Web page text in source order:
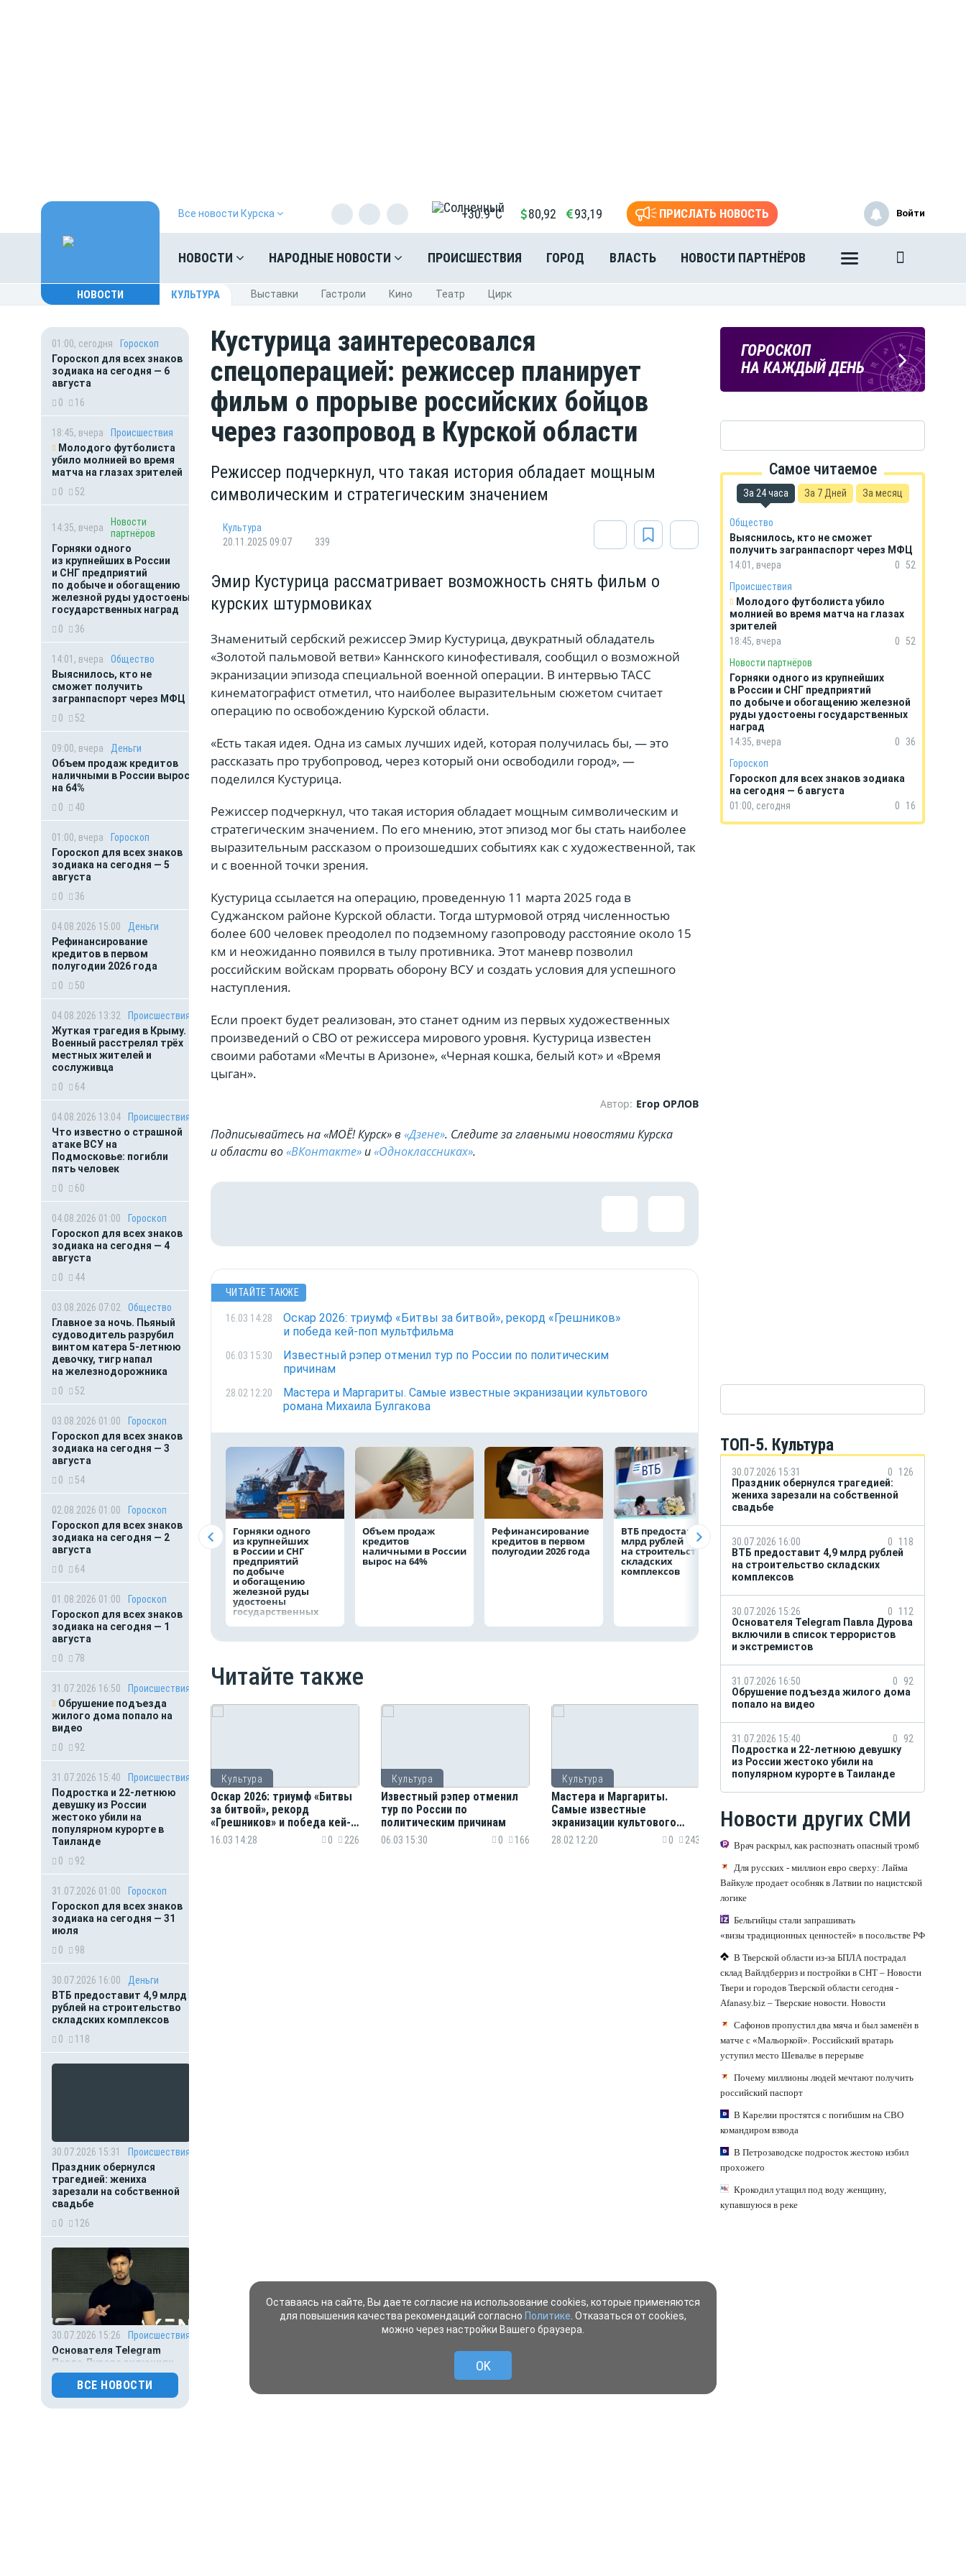
Все новости Курска +30.9°C 80,92 93,19 ПРИСЛАТЬ НОВОСТЬ
НОВОСТИ НАРОДНЫЕ НОВОСТИ ПРОИСШЕСТВИЯ ГОРОД ВЛАСТЬ НОВОСТИ ПАРТНЁРОВ
Войти
НОВОСТИ КУЛЬТУРА Выставки Гастроли Кино Театр Цирк
01:00, сегодня
Гороскоп
Гороскоп для всех знаков
зодиака на сегодня — 6
августа
0
16
18:45, вчера
Происшествия
Молодого футболиста
убило молнией во время
матча на глазах зрителей
0
52
14:35, вчера
Новости
партнёров
Горняки одного
из крупнейших в России
и СНГ предприятий
по добыче и обогащению
железной руды удостоены
государственных наград
0
36
14:01, вчера
Общество
Выяснилось, кто не
сможет получить
загранпаспорт через МФЦ
0
52
09:00, вчера
Деньги
Объем продаж кредитов
наличными в России вырос
на 64%
0
40
01:00, вчера
Гороскоп
Гороскоп для всех знаков
зодиака на сегодня — 5
августа
0
36
04.08.2026 15:00
Деньги
Рефинансирование
кредитов в первом
полугодии 2026 года
0
50
04.08.2026 13:32
Происшествия
Жуткая трагедия в Крыму.
Военный расстрелял трёх
местных жителей и
сослуживца
0
64
04.08.2026 13:04
Происшествия
Что известно о страшной
атаке ВСУ на
Подмосковье: погибли
пять человек
0
60
04.08.2026 01:00
Гороскоп
Гороскоп для всех знаков
зодиака на сегодня — 4
августа
0
44
03.08.2026 07:02
Общество
Главное за ночь. Пьяный
судоводитель разрубил
винтом катера 5-летнюю
девочку, тигр напал
на железнодорожника
0
52
03.08.2026 01:00
Гороскоп
Гороскоп для всех знаков
зодиака на сегодня — 3
августа
0
54
02.08.2026 01:00
Гороскоп
Гороскоп для всех знаков
зодиака на сегодня — 2
августа
0
64
01.08.2026 01:00
Гороскоп
Гороскоп для всех знаков
зодиака на сегодня — 1
августа
0
78
31.07.2026 16:50
Происшествия
Обрушение подъезда
жилого дома попало на
видео
0
92
31.07.2026 15:40
Происшествия
Подростка и 22-летнюю
девушку из России
жестоко убили на
популярном курорте в
Таиланде
0
92
31.07.2026 01:00
Гороскоп
Гороскоп для всех знаков
зодиака на сегодня — 31
июля
0
98
30.07.2026 16:00
Деньги
ВТБ предоставит 4,9 млрд
рублей на строительство
складских комплексов
0
118
30.07.2026 15:31
Происшествия
Праздник обернулся
трагедией: жениха
зарезали на собственной
свадьбе
0
126
30.07.2026 15:26
Происшествия
Основателя Telegram
Павла Дурова включили
в список террористов
и экстремистов
0
112
ВСЕ НОВОСТИ
Кустурица заинтересовался
спецоперацией: режиссер планирует
фильм о прорыве российских бойцов
через газопровод в Курской области
Режиссер подчеркнул, что такая история обладает мощным
символическим и стратегическим значением
Культура
20.11.2025 09:07
339
Эмир Кустурица рассматривает возможность снять фильм о
курских штурмовиках
Знаменитый сербский режиссер Эмир Кустурица, двукратный обладатель
«Золотой пальмовой ветви» Каннского кинофестиваля, сообщил о возможной
экранизации эпизода специальной военной операции. В интервью ТАСС
кинематографист отметил, что наиболее выразительным сюжетом считает
операцию по освобождению Курской области.
«Есть такая идея. Одна из самых лучших идей, которая получилась бы, — это
рассказать про трубопровод, через который они освободили город», —
поделился Кустурица.
Режиссер подчеркнул, что такая история обладает мощным символическим и
стратегическим значением. По его мнению, этот эпизод мог бы стать наиболее
выразительным рассказом о произошедших событиях как с художественной, так
и с военной точки зрения.
Кустурица ссылается на операцию, проведенную 11 марта 2025 года в
Суджанском районе Курской области. Тогда штурмовой отряд численностью
более 600 человек преодолел по подземному газопроводу расстояние около 15
км и неожиданно появился в тылу противника. Этот маневр позволил
российским войскам прорвать оборону ВСУ и создать условия для успешного
наступления.
Если проект будет реализован, это станет одним из первых художественных
произведений о СВО от режиссера мирового уровня. Кустурица известен
своими работами «Мечты в Аризоне», «Черная кошка, белый кот» и «Время
цыган».
Автор: Егор ОРЛОВ
Подписывайтесь на «МОЁ! Курск» в «Дзене». Cледите за главными новостями Курска
и области во«ВКонтакте» и«Одноклассниках».
ЧИТАЙТЕ ТАКЖЕ
16.03 14:28
Оскар 2026: триумф «Битвы за битвой», рекорд «Грешников»
и победа кей-поп мультфильма
06.03 15:30
Известный рэпер отменил тур по России по политическим
причинам
28.02 12:20
Мастера и Маргариты. Самые известные экранизации культового
романа Михаила Булгакова
Горняки одного
из крупнейших
в России и СНГ
предприятий
по добыче
и обогащению
железной руды
удостоены
государственных
наград
Объем продаж
кредитов
наличными в России
вырос на 64%
Рефинансирование
кредитов в первом
полугодии 2026 года
ВТБ предоставит 4,9
млрд рублей
на строительство
складских
комплексов
дальневосточного
леопарда выросла в
шесть раз
й прогноз на
Читайте также
Культура
Оскар 2026: триумф «Битвы
за битвой», рекорд
«Грешников» и победа кей-
поп мультфильма
16.03 14:28 0 226
Культура
Известный рэпер отменил
тур по России по
политическим причинам
06.03 15:30 0 166
Культура
Мастера и Маргариты.
Самые известные
экранизации культового
романа Михаила Булгакова
28.02 12:20 0 243
ПОГОДА
В КУРСКЕ
ГОРОСКОП
НА КАЖДЫЙ ДЕНЬ
Самое читаемое
За 24 часа За 7 Дней За месяц
Общество
Выяснилось, кто не сможет
получить загранпаспорт через МФЦ
14:01, вчера
0 52
Происшествия
Молодого футболиста убило
молнией во время матча на глазах
зрителей
18:45, вчера
0 52
Новости партнёров
Горняки одного из крупнейших
в России и СНГ предприятий
по добыче и обогащению железной
руды удостоены государственных
наград
14:35, вчера
0
36
Гороскоп
Гороскоп для всех знаков зодиака
на сегодня — 6 августа
01:00, сегодня
0 16
ТОП-5. Культура
30.07.2026 15:31 0
126
Праздник обернулся трагедией:
жениха зарезали на собственной
свадьбе
30.07.2026 16:00 0
118
ВТБ предоставит 4,9 млрд рублей
на строительство складских
комплексов
30.07.2026 15:26 0
112
Основателя Telegram Павла Дурова
включили в список террористов
и экстремистов
31.07.2026 16:50 0
92
Обрушение подъезда жилого дома
попало на видео
31.07.2026 15:40 0
92
Подростка и 22-летнюю девушку
из России жестоко убили на
популярном курорте в Таиланде
Новости других СМИ
Врач раскрыл, как распознать опасный тромб
Для русских - миллион евро сверху: Лайма
Вайкуле продает особняк в Латвии по нацистской
логике
Бельгийцы стали запрашивать
«визы традиционных ценностей» в посольстве РФ
В Тверской области из-за БПЛА пострадал
склад Вайлдберриз и постройки в СНТ – Новости
Твери и городов Тверской области сегодня -
Afanasy.biz – Тверские новости. Новости
Сафонов пропустил два мяча и был заменён в
матче с «Мальоркой». Российский вратарь
уступил место Шевалье в перерыве
Почему миллионы людей мечтают получить
российский паспорт
В Карелии простятся с погибшим на СВО
командиром взвода
В Петрозаводске подросток жестоко избил
прохожего
Крокодил утащил под воду женщину,
купавшуюся в реке
Оставаясь на сайте, Вы даете согласие на использование cookies, которые применяются
для повышения качества рекомендаций согласно Политике . Отказаться от cookies,
можно через настройки Вашего браузера.
OK